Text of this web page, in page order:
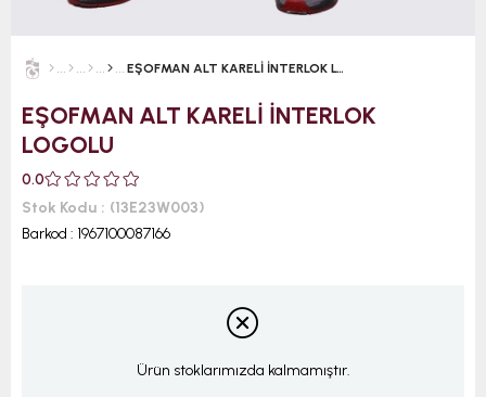
EŞOFMAN ALT KARELİ İNTERLOK LOGOLU
EŞOFMAN ALT KARELİ İNTERLOK
LOGOLU
0.0
Stok Kodu
(13E23W003)
Barkod : 1967100087166
Ürün stoklarımızda kalmamıştır.